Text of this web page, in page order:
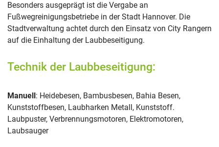
Besonders ausgeprägt ist die Vergabe an
Fußwegreinigungsbetriebe in der Stadt Hannover. Die
Stadtverwaltung achtet durch den Einsatz von City Rangern
auf die Einhaltung der Laubbeseitigung.
Technik der Laubbeseitigung:
Manuell : Heidebesen, Bambusbesen, Bahia Besen,
Kunststoffbesen, Laubharken Metall, Kunststoff.
Laubpuster, Verbrennungsmotoren, Elektromotoren,
Laubsauger